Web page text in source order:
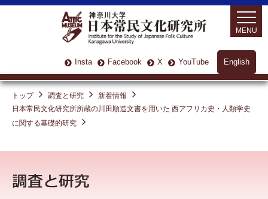
English
Insta Facebook X YouTube
MENU
トップ 調査と研究
新着情報
日本常民文化研究所所蔵の川田順造文書を用いた 西アフリカ史・人類学史
に関する基礎的研究